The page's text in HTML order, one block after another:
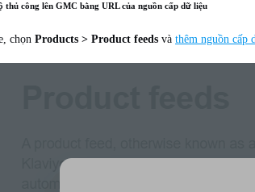
thủ công lên GMC bằng URL của nguồn cấp dữ liệu
chọn Products > Product feeds và thêm nguồn cấp